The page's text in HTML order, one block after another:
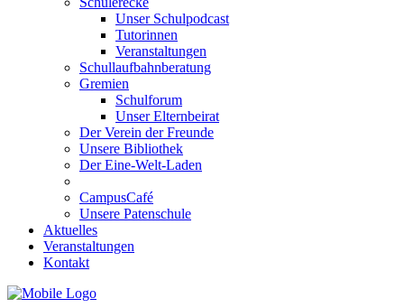
Unser Schulpodcast
Tutorinnen
Veranstaltungen
Schullaufbahnberatung
Gremien
Schulforum
Unser Elternbeirat
Der Verein der Freunde
Unsere Bibliothek
Der Eine-Welt-Laden
CampusCafé
Unsere Patenschule
Aktuelles
Veranstaltungen
Kontakt